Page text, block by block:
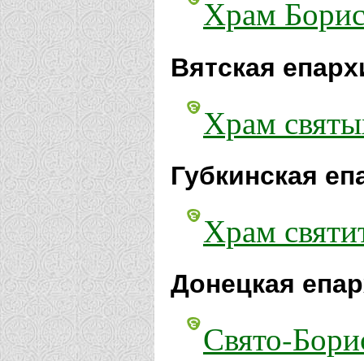
Храм
Вятская
Храм
Губкинская
Храм
Донецкая
Свято-